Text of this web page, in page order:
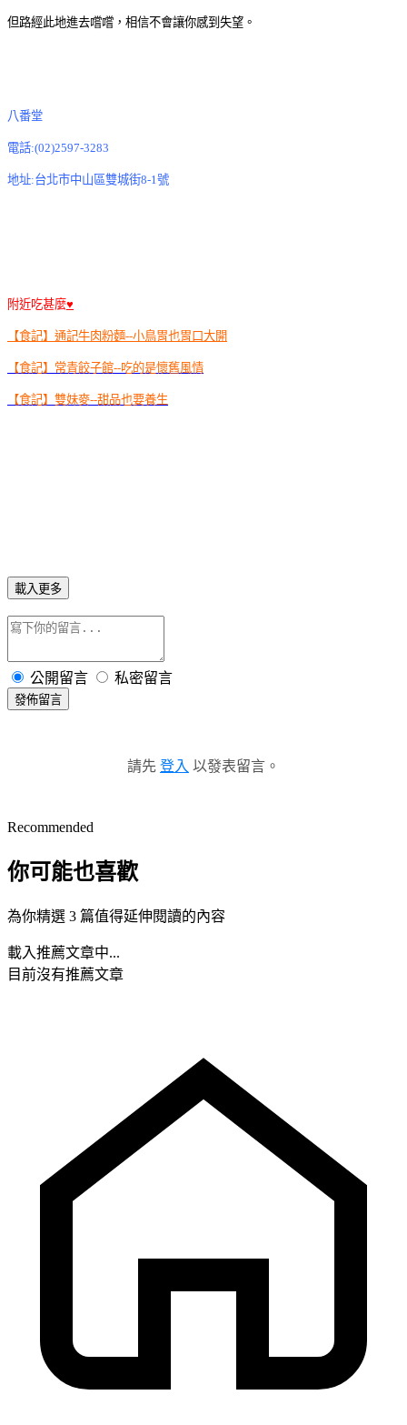
但路經此地進去嚐嚐，相信不會讓你感到失望。
八番堂
電話:(02)2597-3283
地址:台北市中山區雙城街8-1號
附近吃甚麼♥
【食記】通記牛肉粉麵--小鳥胃也胃口大開
【食記】常青餃子館--吃的是懷舊風情
【食記】雙妹麥--甜品也要養生
載入更多
公開留言 私密留言
發佈留言
請先 登入 以發表留言。
Recommended
你可能也喜歡
為你精選 3 篇值得延伸閱讀的內容
載入推薦文章中...
目前沒有推薦文章